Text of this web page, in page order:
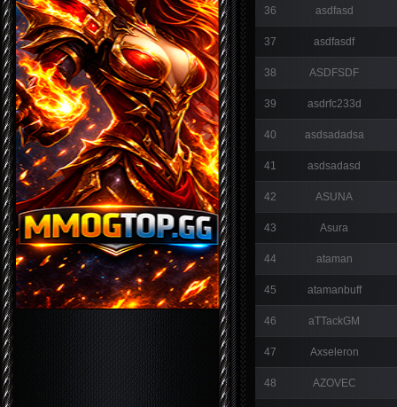
36 asdfasd
37 asdfasdf
38 ASDFSDF
39 asdrfc233d
40 asdsadadsa
41 asdsadasd
42 ASUNA
43 Asura
44 ataman
45 atamanbuff
46 aTTackGM
47 Axseleron
48 AZOVEC